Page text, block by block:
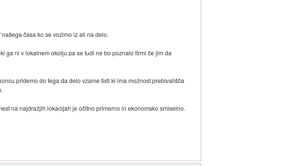
časa ko se vozimo iz ali na delo.
ga ni v lokalnem okolju pa se tudi ne bo poznalo firmi če jim da
pridemo do tega da delo vzame tisti ki ima možnost prebivališča
na najdražjih lokacijah je očitno primerno in ekonomsko smiselno.